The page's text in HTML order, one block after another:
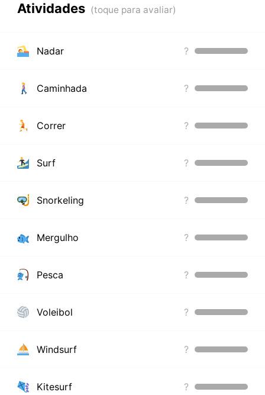
Atividades
Nadar ?
Caminhada ?
Correr ?
Surf ?
Snorkeling ?
Mergulho ?
Pesca ?
Voleibol ?
Windsurf ?
Kitesurf ?